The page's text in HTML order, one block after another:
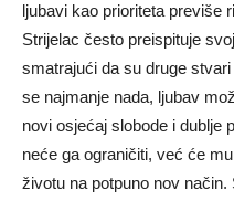
ljubavi kao prioriteta previše
Strijelac često preispituje
smatrajući da su druge
se najmanje nada, ljubav
novi osjećaj slobode i dublje
neće ga ograničiti, već će
životu na potpuno nov način.